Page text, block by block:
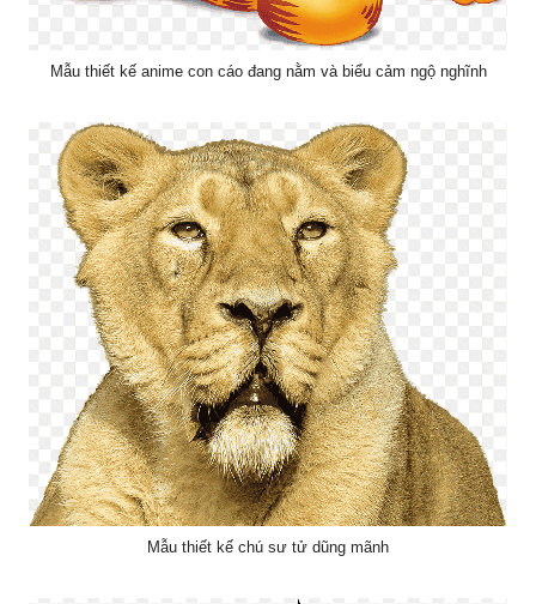
Mẫu thiết kế anime con cáo đang nằm và biểu cảm ngộ nghĩnh
Mẫu thiết kế chú sư tử dũng mãnh